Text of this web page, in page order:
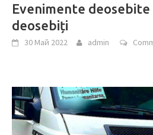
Evenimente
deosebiți
30 Май 2022 admin